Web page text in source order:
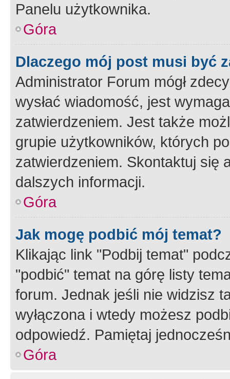
Panelu użytkownika.
Góra
Dlaczego mój post musi być
Administrator Forum mógł
wysłać wiadomość, jest
zatwierdzeniem. Jest także
grupie użytkowników, których
zatwierdzeniem. Skontaktuj się
dalszych informacji.
Góra
Jak mogę podbić mój temat?
Klikając link "Podbij temat"
"podbić" temat na górę listy
forum. Jednak jeśli nie widzisz
wyłączona i wtedy możesz
odpowiedź. Pamiętaj
Góra